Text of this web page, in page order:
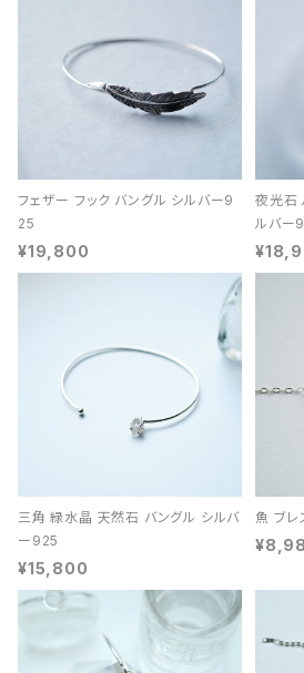
フェザー フック バングル シルバー9
25
¥19,800
夜光石
ルバー
三角 緑水晶 天然石 バングル シルバ
ー925
¥15,800
魚 ブレ